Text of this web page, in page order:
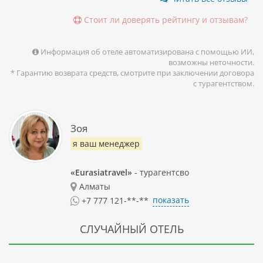
Стоит ли доверять рейтингу и отзывам?
Информация об отеле автоматизирована с помощью ИИ,
возможны неточности.
* Гарантию возврата средств, смотрите при заключении договора
с турагентством.
Зоя
я ваш менеджер
«Eurasiatravel» - турагентсво
Алматы
+7 777 121-**-** показать
СЛУЧАЙНЫЙ ОТЕЛЬ